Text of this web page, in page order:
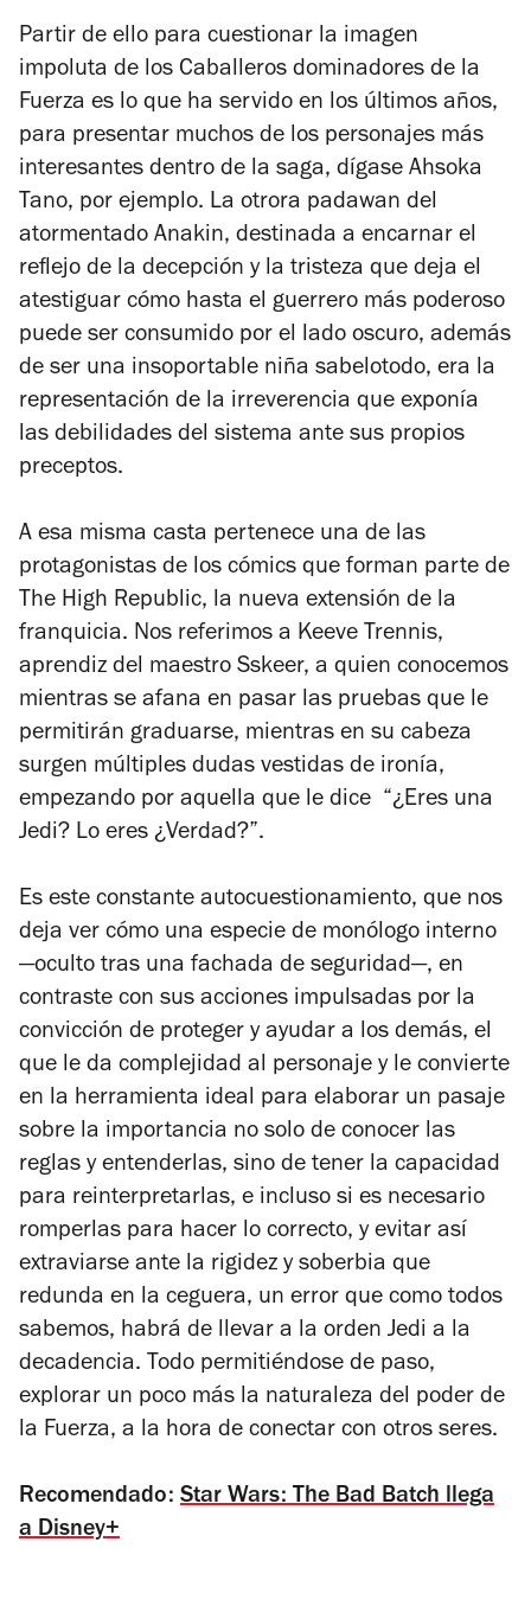
Partir de ello para cuestionar la imagen
impoluta de los Caballeros dominadores de la
Fuerza es lo que ha servido en los últimos años,
para presentar muchos de los personajes más
interesantes dentro de la saga, dígase Ahsoka
Tano, por ejemplo. La otrora padawan del
atormentado Anakin, destinada a encarnar el
reflejo de la decepción y la tristeza que deja el
atestiguar cómo hasta el guerrero más poderoso
puede ser consumido por el lado oscuro, además
de ser una insoportable niña sabelotodo, era la
representación de la irreverencia que exponía
las debilidades del sistema ante sus propios
preceptos.
A esa misma casta pertenece una de las
protagonistas de los cómics que forman parte de
The High Republic, la nueva extensión de la
franquicia. Nos referimos a Keeve Trennis,
aprendiz del maestro Sskeer, a quien conocemos
mientras se afana en pasar las pruebas que le
permitirán graduarse, mientras en su cabeza
surgen múltiples dudas vestidas de ironía,
empezando por aquella que le dice “¿Eres una
Jedi? Lo eres ¿Verdad?”.
Es este constante autocuestionamiento, que nos
deja ver cómo una especie de monólogo interno
—oculto tras una fachada de seguridad—, en
contraste con sus acciones impulsadas por la
convicción de proteger y ayudar a los demás, el
que le da complejidad al personaje y le convierte
en la herramienta ideal para elaborar un pasaje
sobre la importancia no solo de conocer las
reglas y entenderlas, sino de tener la capacidad
para reinterpretarlas, e incluso si es necesario
romperlas para hacer lo correcto, y evitar así
extraviarse ante la rigidez y soberbia que
redunda en la ceguera, un error que como todos
sabemos, habrá de llevar a la orden Jedi a la
decadencia. Todo permitiéndose de paso,
explorar un poco más la naturaleza del poder de
la Fuerza, a la hora de conectar con otros seres.
Recomendado: Star Wars: The Bad Batch llega
a Disney+